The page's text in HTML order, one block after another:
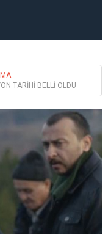
TARİHİ BELLİ OLDU